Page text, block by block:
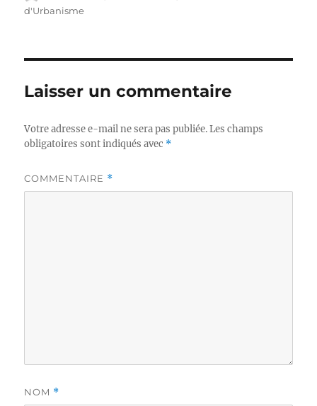
d'Urbanisme
Laisser un commentaire
Votre adresse e-mail ne sera pas publiée. Les champs
obligatoires sont indiqués avec *
COMMENTAIRE *
NOM *